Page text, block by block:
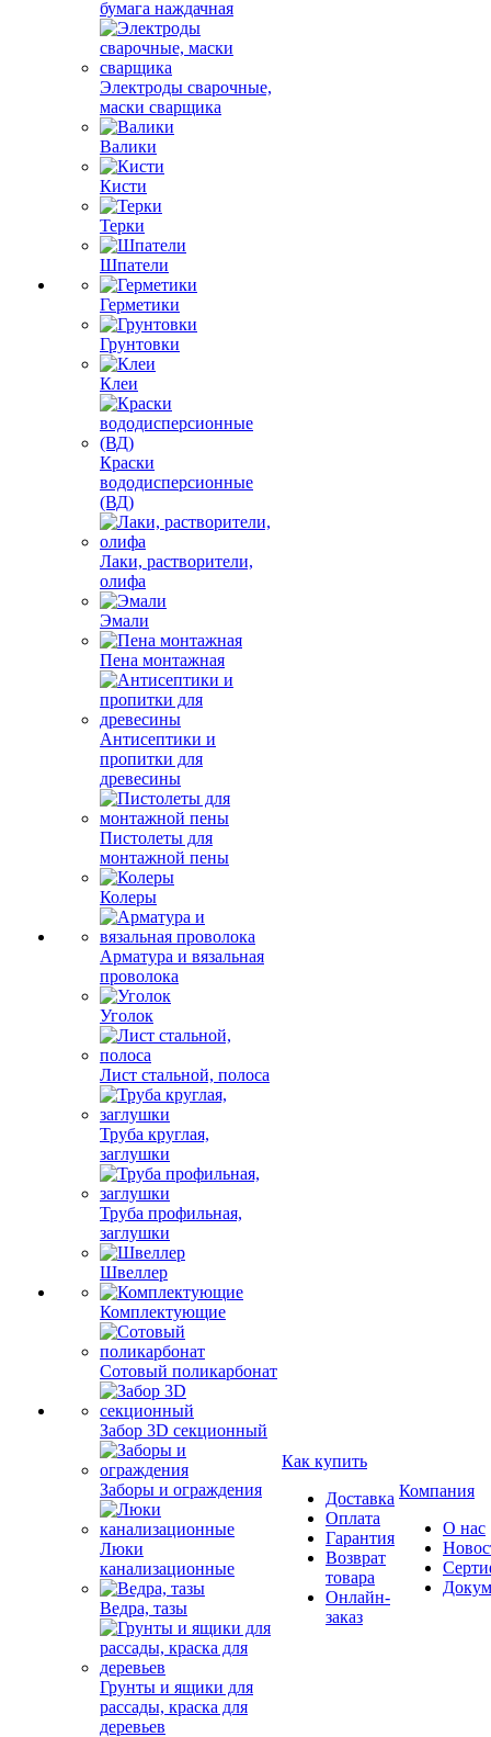
бумага наждачная
Электроды сварочные,
маски сварщика
Валики
Кисти
Терки
Шпатели
Герметики
Грунтовки
Клеи
Краски
вододисперсионные
(ВД)
Лаки, растворители,
олифа
Эмали
Пена монтажная
Антисептики и
пропитки для
древесины
Пистолеты для
монтажной пены
Колеры
Арматура и вязальная
проволока
Уголок
Лист стальной, полоса
Труба круглая,
заглушки
Труба профильная,
заглушки
Швеллер
Комплектующие
Сотовый поликарбонат
Забор 3D секционный
Заборы и ограждения
Люки
канализационные
Ведра, тазы
Грунты и ящики для
рассады, краска для
деревьев
Как купить
Доставка
Оплата
Гарантия
Возврат
товара
Онлайн-
заказ
Компания
О нас